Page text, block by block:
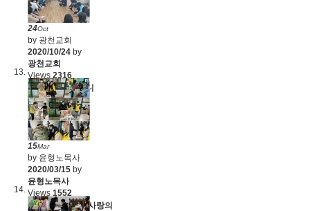
24Oct
by 광천교회
2020/10/24 by
광천교회
Views 2316
어와나, 트랙, 저니
(2020.10.18)
15Mar
by 윤형노목사
2020/03/15 by
윤형노목사
Views 1552
다니엘커뮤니티 사랑의